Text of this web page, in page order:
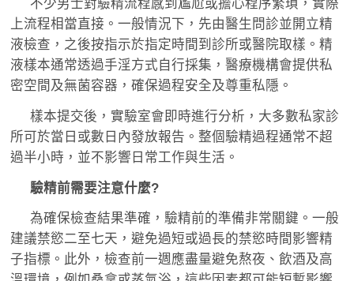
不少男士對驗精流程感到尷尬或擔心程序繁瑣，實際
上流程相當直接。一般情況下，先由醫生問診並開立精
液檢查，之後按指示於指定時間到診所或醫院取樣。精
液樣本通常透過手淫方式自行採集，醫療機構會提供私
密空間及無菌容器，確保過程安全及尊重私隱。
樣本提交後，實驗室會即時進行分析，大多數私家診
所可於當日或數日內發放報告。整個驗精過程通常不超
過半小時，並不影響日常工作與生活。
驗精前需要注意什麼?
為確保檢查結果準確，驗精前的準備非常關鍵。一般
建議禁慾二至七天，避免過短或過長的禁慾時間影響精
子指標。此外，檢查前一週應盡量避免熬夜、飲酒及高